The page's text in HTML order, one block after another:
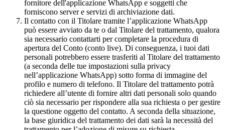
fornitore dell'applicazione WhatsApp e soggetti che
forniscono server e servizi di archiviazione dati.
Il contatto con il Titolare tramite l’applicazione WhatsApp
può essere avviato da te o dal Titolare del trattamento, qualora
sia necessario contattarti per completare la procedura di
apertura del Conto (conto live). Di conseguenza, i tuoi dati
personali potrebbero essere trasferiti al Titolare del trattamento
(a seconda delle tue impostazioni sulla privacy
nell’applicazione WhatsApp) sotto forma di immagine del
profilo e numero di telefono. Il Titolare del trattamento potrà
richiedere all’utente di fornire altri dati personali solo quando
ciò sia necessario per rispondere alla sua richiesta o per gestire
la questione oggetto del contatto. A seconda della situazione,
la base giuridica del trattamento dei dati sarà la necessità del